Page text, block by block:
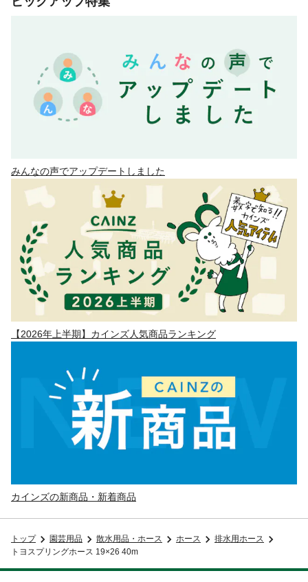
みんなの声でアップデートしました
【2026年上半期】カインズ人気商品ランキング
カインズの新商品・新着商品
トップ 園芸用品 散水用品・ホース ホース
排水用ホース
トヨスプリングホース 19×26 40m